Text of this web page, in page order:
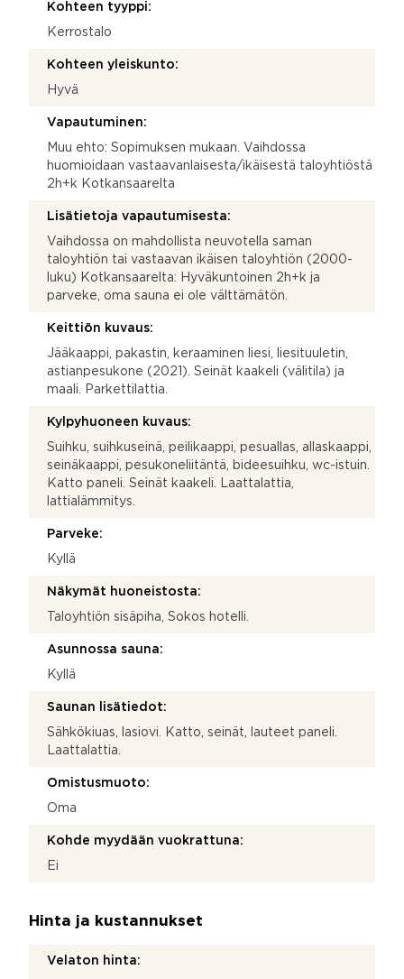
Kohteen tyyppi:
Kerrostalo
Kohteen yleiskunto:
Hyvä
Vapautuminen:
Muu ehto: Sopimuksen mukaan. Vaihdossa
huomioidaan vastaavanlaisesta/ikäisestä taloyhtiöstä
2h+k Kotkansaarelta
Lisätietoja vapautumisesta:
Vaihdossa on mahdollista neuvotella saman
taloyhtiön tai vastaavan ikäisen taloyhtiön (2000-
luku) Kotkansaarelta: Hyväkuntoinen 2h+k ja
parveke, oma sauna ei ole välttämätön.
Keittiön kuvaus:
Jääkaappi, pakastin, keraaminen liesi, liesituuletin,
astianpesukone (2021). Seinät kaakeli (välitila) ja
maali. Parkettilattia.
Kylpyhuoneen kuvaus:
Suihku, suihkuseinä, peilikaappi, pesuallas, allaskaappi,
seinäkaappi, pesukoneliitäntä, bideesuihku, wc-istuin.
Katto paneli. Seinät kaakeli. Laattalattia,
lattialämmitys.
Parveke:
Kyllä
Näkymät huoneistosta:
Taloyhtiön sisäpiha, Sokos hotelli.
Asunnossa sauna:
Kyllä
Saunan lisätiedot:
Sähkökiuas, lasiovi. Katto, seinät, lauteet paneli.
Laattalattia.
Omistusmuoto:
Oma
Kohde myydään vuokrattuna:
Ei
Hinta ja kustannukset
Velaton hinta: